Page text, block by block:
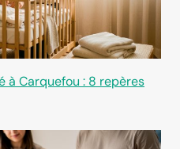
à Carquefou : 8 repères